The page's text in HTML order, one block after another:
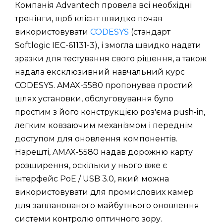
Компанія Advantech провела всі необхідні
тренінги, щоб клієнт швидко почав
використовувати CODESYS (стандарт
Softlogic IEC-61131-3), і змогла швидко надати
зразки для тестування свого рішення, а також
надала ексклюзивний навчальний курс
CODESYS. AMAX-5580 пропонував простий
шлях установки, обслуговування було
простим з його конструкцією роз'єма push-in,
легким ковзаючим механізмом і переднім
доступом для оновлення компонентів.
Нарешті, AMAX-5580 надав дорожню карту
розширення, оскільки у нього вже є
інтерфейс PoE / USB 3.0, який можна
використовувати для промислових камер
для запланованого майбутнього оновлення
системи контролю оптичного зору.